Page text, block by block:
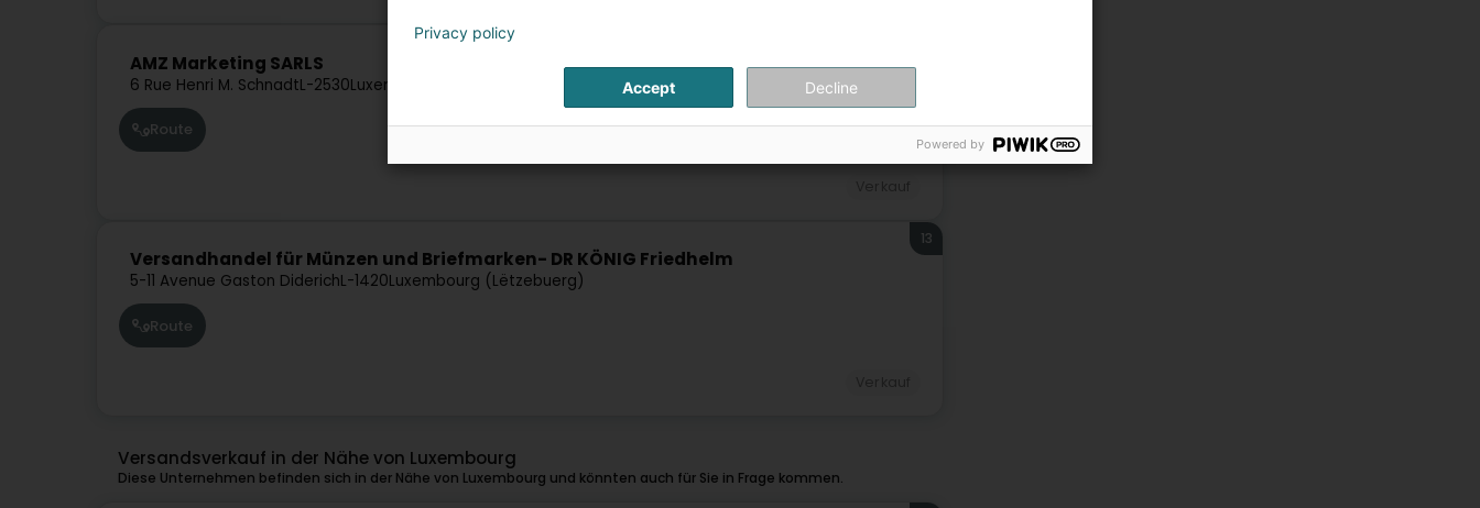
AMZ Marketing SARLS
6 Rue Henri M. SchnadtL-2530Luxembourg (Lëtzebuerg)
Route
Versandhandel für Münzen und Briefmarken- DR KÖNIG Friedhelm
5-11 Avenue Gaston DiderichL-1420Luxembourg (Lëtzebuerg)
13
Route
Versandsverkauf in der Nähe von Luxembourg
Diese Unternehmen befinden sich in der Nähe von Luxembourg und könnten auch für Sie in Frage kommen.
Privacy policy
Accept Decline
Powered by